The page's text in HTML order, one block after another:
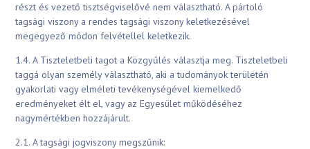
részt és vezető tisztségviselővé nem választható. A pártoló
tagsági viszony a rendes tagsági viszony keletkezésével
megegyező módon felvétellel keletkezik.
1.4. A Tiszteletbeli tagot a Közgyűlés választja meg. Tiszteletbeli
taggá olyan személy választható, aki a tudományok területén
gyakorlati vagy elméleti tevékenységével kiemelkedő
eredményeket élt el, vagy az Egyesület működéséhez
nagymértékben hozzájárult.
2.1. A tagsági jogviszony megszűnik: